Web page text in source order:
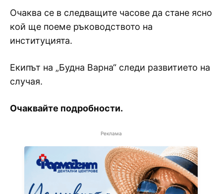
Очаква се в следващите часове да стане ясно
кой ще поеме ръководството на
институцията.
Екипът на „Будна Варна“ следи развитието на
случая.
Очаквайте подробности.
Реклама